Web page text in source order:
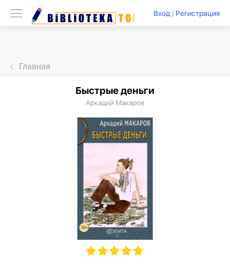
Вход/ Регистрация
Главная
Быстрые деньги
Аркадий Макаров